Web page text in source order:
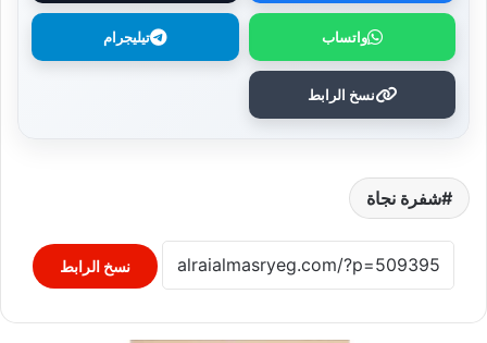
واتساب تيليجرام
نسخ الرابط
شفرة نجاة
نسخ الرابط